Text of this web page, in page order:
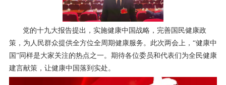
党的十九大报告提出，实施健康中国战略，完善国民健康政
策，为人民群众提供全方位全周期健康服务。此次两会上，“健康中
国”同样是大家关注的热点之一。期待各位委员和代表们为全民健康
建言献策，让健康中国落到实处。